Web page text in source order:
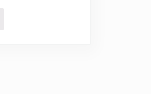
von JaBaDaBaDo